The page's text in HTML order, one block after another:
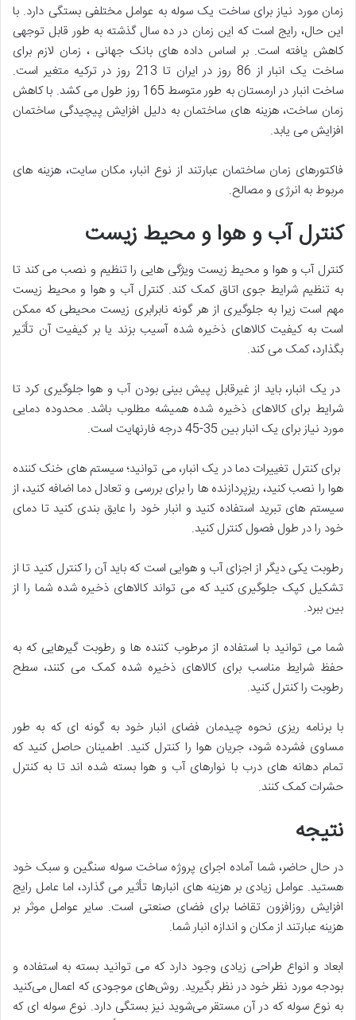
زمان مورد نیاز برای ساخت یک سوله به عوامل مختلفی بستگی دارد. با
این حال، رایج است که این زمان در ده سال گذشته به طور قابل توجهی
کاهش یافته است. بر اساس داده های بانک جهانی ، زمان لازم برای
ساخت یک انبار از 86 روز در ایران تا 213 روز در ترکیه متغیر است.
ساخت انبار در ارمستان به طور متوسط ​​165 روز طول می کشد. با کاهش
زمان ساخت، هزینه های ساختمان به دلیل افزایش پیچیدگی ساختمان
افزایش می یابد.
فاکتورهای زمان ساختمان عبارتند از نوع انبار، مکان سایت، هزینه های
مربوط به انرژی و مصالح.
کنترل آب و هوا و محیط زیست
کنترل آب و هوا و محیط زیست ویژگی هایی را تنظیم و نصب می کند تا
به تنظیم شرایط جوی اتاق کمک کند. کنترل آب و هوا و محیط زیست
مهم است زیرا به جلوگیری از هر گونه نابرابری زیست محیطی که ممکن
است به کیفیت کالاهای ذخیره شده آسیب بزند یا بر کیفیت آن تأثیر
بگذارد، کمک می کند.
در یک انبار، باید از غیرقابل پیش بینی بودن آب و هوا جلوگیری کرد تا
شرایط برای کالاهای ذخیره شده همیشه مطلوب باشد. محدوده دمایی
مورد نیاز برای یک انبار بین 35-45 درجه فارنهایت است.
برای کنترل تغییرات دما در یک انبار، می توانید؛ سیستم های خنک کننده
هوا را نصب کنید، ریزپردازنده ها را برای بررسی و تعادل دما اضافه کنید، از
سیستم های تبرید استفاده کنید و انبار خود را عایق بندی کنید تا دمای
خود را در طول فصول کنترل کنید.
رطوبت یکی دیگر از اجزای آب و هوایی است که باید آن را کنترل کنید تا از
تشکیل کپک جلوگیری کنید که می تواند کالاهای ذخیره شده شما را از
بین ببرد.
شما می توانید با استفاده از مرطوب کننده ها و رطوبت گیرهایی که به
حفظ شرایط مناسب برای کالاهای ذخیره شده کمک می کنند، سطح
رطوبت را کنترل کنید.
با برنامه ریزی نحوه چیدمان فضای انبار خود به گونه ای که به طور
مساوی فشرده شود، جریان هوا را کنترل کنید. اطمینان حاصل کنید که
تمام دهانه های درب با نوارهای آب و هوا بسته شده اند تا به کنترل
حشرات کمک کنند.
نتیجه
در حال حاضر، شما آماده اجرای پروژه ساخت سوله سنگین و سبک خود
هستید. عوامل زیادی بر هزینه های انبارها تأثیر می گذارد، اما عامل رایج
افزایش روزافزون تقاضا برای فضای صنعتی است. سایر عوامل موثر بر
هزینه عبارتند از مکان و اندازه انبار شما.
ابعاد و انواع طراحی زیادی وجود دارد که می توانید بسته به استفاده و
بودجه مورد نظر خود در نظر بگیرید. روش‌های موجودی که اعمال می‌کنید
به نوع سوله که در آن مستقر می‌شوید نیز بستگی دارد. نوع سوله ای که